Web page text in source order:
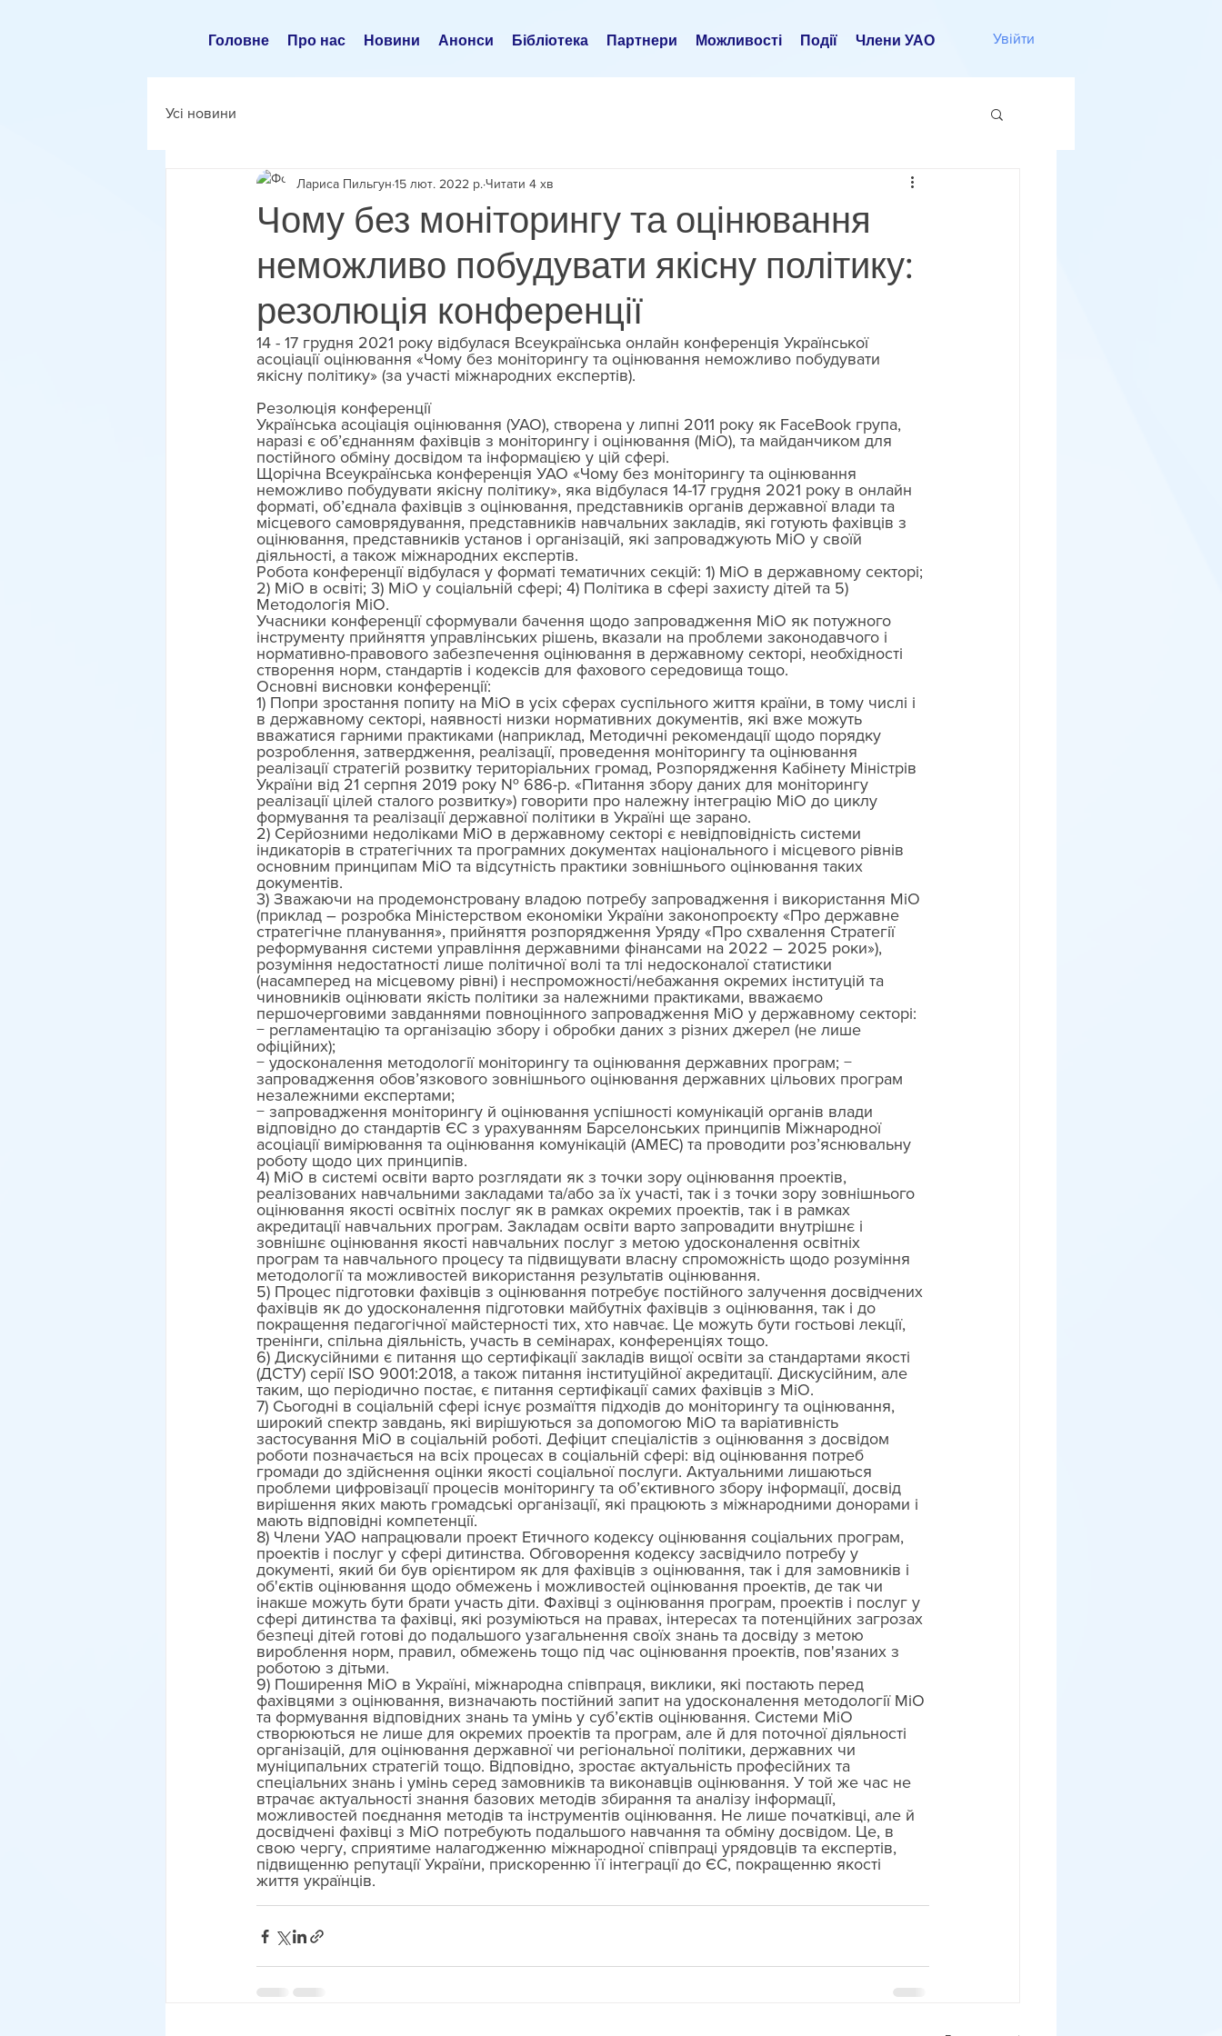
Головне Про нас Новини Анонси Бібліотека Партнери Можливості Події Члени УАО Увійти
Усі новини
Чому без моніторингу та оцінювання
неможливо побудувати якісну політику:
резолюція конференції
Лариса Пильгун 15 лют. 2022 р. Читати 4 хв
14 - 17 грудня 2021 року відбулася Всеукраїнська онлайн конференція Української
асоціації оцінювання «Чому без моніторингу та оцінювання неможливо побудувати
якісну політику» (за участі міжнародних експертів).
Резолюція конференції
Українська асоціація оцінювання (УАО), створена у липні 2011 року як FaceBook група,
наразі є об’єднанням фахівців з моніторингу і оцінювання (МіО), та майданчиком для
постійного обміну досвідом та інформацією у цій сфері.
Щорічна Всеукраїнська конференція УАО «Чому без моніторингу та оцінювання
неможливо побудувати якісну політику», яка відбулася 14-17 грудня 2021 року в онлайн
форматі, об’єднала фахівців з оцінювання, представників органів державної влади та
місцевого самоврядування, представників навчальних закладів, які готують фахівців з
оцінювання, представників установ і організацій, які запроваджують МіО у своїй
діяльності, а також міжнародних експертів.
Робота конференції відбулася у форматі тематичних секцій: 1) МіО в державному секторі;
2) МіО в освіті; 3) МіО у соціальній сфері; 4) Політика в сфері захисту дітей та 5)
Методологія МіО.
Учасники конференції сформували бачення щодо запровадження МіО як потужного
інструменту прийняття управлінських рішень, вказали на проблеми законодавчого і
нормативно-правового забезпечення оцінювання в державному секторі, необхідності
створення норм, стандартів і кодексів для фахового середовища тощо.
Основні висновки конференції:
1) Попри зростання попиту на МіО в усіх сферах суспільного життя країни, в тому числі і
в державному секторі, наявності низки нормативних документів, які вже можуть
вважатися гарними практиками (наприклад, Методичні рекомендації щодо порядку
розроблення, затвердження, реалізації, проведення моніторингу та оцінювання
реалізації стратегій розвитку територіальних громад, Розпорядження Кабінету Міністрів
України від 21 серпня 2019 року № 686-р. «Питання збору даних для моніторингу
реалізації цілей сталого розвитку») говорити про належну інтеграцію МіО до циклу
формування та реалізації державної політики в Україні ще зарано.
2) Серйозними недоліками МіО в державному секторі є невідповідність системи
індикаторів в стратегічних та програмних документах національного і місцевого рівнів
основним принципам МіО та відсутність практики зовнішнього оцінювання таких
документів.
3) Зважаючи на продемонстровану владою потребу запровадження і використання МіО
(приклад – розробка Міністерством економіки України законопроєкту «Про державне
стратегічне планування», прийняття розпорядження Уряду «Про схвалення Стратегії
реформування системи управління державними фінансами на 2022 – 2025 роки»),
розуміння недостатності лише політичної волі та тлі недосконалої статистики
(насамперед на місцевому рівні) і неспроможності/небажання окремих інституцій та
чиновників оцінювати якість політики за належними практиками, вважаємо
першочерговими завданнями повноцінного запровадження МіО у державному секторі:
− регламентацію та організацію збору і обробки даних з різних джерел (не лише
офіційних);
− удосконалення методології моніторингу та оцінювання державних програм; −
запровадження обов’язкового зовнішнього оцінювання державних цільових програм
незалежними експертами;
− запровадження моніторингу й оцінювання успішності комунікацій органів влади
відповідно до стандартів ЄС з урахуванням Барселонських принципів Міжнародної
асоціації вимірювання та оцінювання комунікацій (AMEC) та проводити роз’яснювальну
роботу щодо цих принципів.
4) МіО в системі освіти варто розглядати як з точки зору оцінювання проектів,
реалізованих навчальними закладами та/або за їх участі, так і з точки зору зовнішнього
оцінювання якості освітніх послуг як в рамках окремих проектів, так і в рамках
акредитації навчальних програм. Закладам освіти варто запровадити внутрішнє і
зовнішнє оцінювання якості навчальних послуг з метою удосконалення освітніх
програм та навчального процесу та підвищувати власну спроможність щодо розуміння
методології та можливостей використання результатів оцінювання.
5) Процес підготовки фахівців з оцінювання потребує постійного залучення досвідчених
фахівців як до удосконалення підготовки майбутніх фахівців з оцінювання, так і до
покращення педагогічної майстерності тих, хто навчає. Це можуть бути гостьові лекції,
тренінги, спільна діяльність, участь в семінарах, конференціях тощо.
6) Дискусійними є питання що сертифікації закладів вищої освіти за стандартами якості
(ДСТУ) серії ISO 9001:2018, а також питання інституційної акредитації. Дискусійним, але
таким, що періодично постає, є питання сертифікації самих фахівців з МіО.
7) Сьогодні в соціальній сфері існує розмаїття підходів до моніторингу та оцінювання,
широкий спектр завдань, які вирішуються за допомогою МіО та варіативність
застосування МіО в соціальній роботі. Дефіцит спеціалістів з оцінювання з досвідом
роботи позначається на всіх процесах в соціальній сфері: від оцінювання потреб
громади до здійснення оцінки якості соціальної послуги. Актуальними лишаються
проблеми цифровізації процесів моніторингу та об’єктивного збору інформації, досвід
вирішення яких мають громадські організації, які працюють з міжнародними донорами і
мають відповідні компетенції.
8) Члени УАО напрацювали проект Етичного кодексу оцінювання соціальних програм,
проектів і послуг у сфері дитинства. Обговорення кодексу засвідчило потребу у
документі, який би був орієнтиром як для фахівців з оцінювання, так і для замовників і
об'єктів оцінювання щодо обмежень і можливостей оцінювання проектів, де так чи
інакше можуть бути брати участь діти. Фахівці з оцінювання програм, проектів і послуг у
сфері дитинства та фахівці, які розуміються на правах, інтересах та потенційних загрозах
безпеці дітей готові до подальшого узагальнення своїх знань та досвіду з метою
вироблення норм, правил, обмежень тощо під час оцінювання проектів, пов'язаних з
роботою з дітьми.
9) Поширення МіО в Україні, міжнародна співпраця, виклики, які постають перед
фахівцями з оцінювання, визначають постійний запит на удосконалення методології МіО
та формування відповідних знань та умінь у суб’єктів оцінювання. Системи МіО
створюються не лише для окремих проектів та програм, але й для поточної діяльності
організацій, для оцінювання державної чи регіональної політики, державних чи
муніципальних стратегій тощо. Відповідно, зростає актуальність професійних та
спеціальних знань і умінь серед замовників та виконавців оцінювання. У той же час не
втрачає актуальності знання базових методів збирання та аналізу інформації,
можливостей поєднання методів та інструментів оцінювання. Не лише початківці, але й
досвідчені фахівці з МіО потребують подальшого навчання та обміну досвідом. Це, в
свою чергу, сприятиме налагодженню міжнародної співпраці урядовців та експертів,
підвищенню репутації України, прискоренню її інтеграції до ЄС, покращенню якості
життя українців.